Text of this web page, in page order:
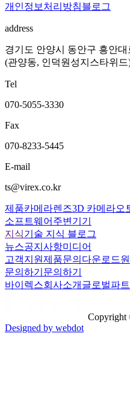
개인정보처리방침블로그
address
경기도 안양시 동안구 흥안대
(관양동, 인덕원성지스타위드
Tel
070-5055-3330
Fax
070-8233-5445
E-mail
ts@virex.co.kr
제품카메라렌즈3D 카메라오
소프트웨어 주변기기
지식기술 지식 블로그
뉴스공지사항미디어
고객지원제품문의 다운로드
문의하기 문의하기
바이렉스회사소개 글로벌파
Copyright
Designed by webdot